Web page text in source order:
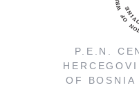
P.E.N.
OF BOSNIA